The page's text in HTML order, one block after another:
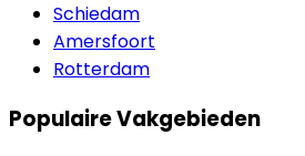
Schiedam
Amersfoort
Rotterdam
Populaire Vakgebieden